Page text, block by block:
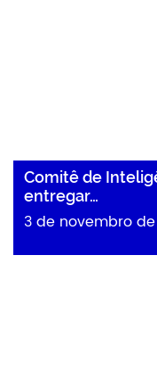
Comitê de
entregar…
3 de novembro